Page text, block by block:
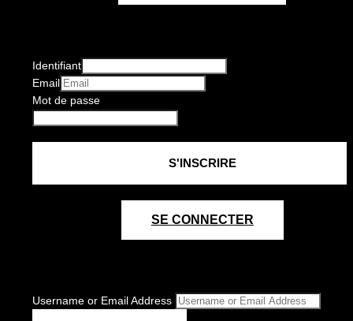
Identifiant
Email
Mot de passe
SE CONNECTER
Username or Email Address